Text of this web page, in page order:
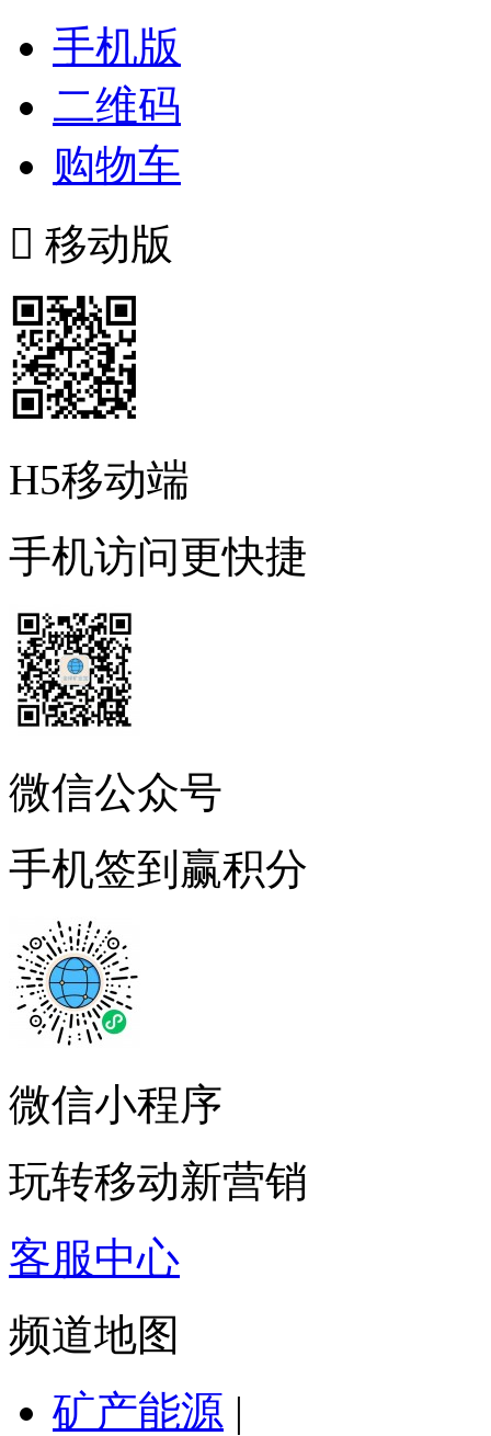
手机版
二维码
购物车
 移动版
H5移动端
手机访问更快捷
微信公众号
手机签到赢积分
微信小程序
玩转移动新营销
客服中心
频道地图
矿产能源 |